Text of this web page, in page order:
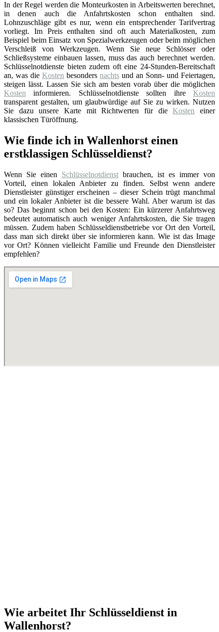
In der Regel werden die Monteurkosten in Arbeitswerten berechnet,
in denen auch die Anfahrtskosten schon enthalten sind.
Lohnzuschläge gibt es nur, wenn ein entsprechender Tarifvertrag
vorliegt. Im Preis enthalten sind oft auch Materialkosten, zum
Beispiel beim Einsatz von Spezialwerkzeugen oder beim möglichen
Verschleiß von Werkzeugen. Wenn Sie neue Schlösser oder
Schließsysteme einbauen lassen, muss das auch berechnet werden.
Schlüsselnotdienste bieten zudem oft eine 24-Stunden-Bereitschaft
an, was die Kosten besonders nachts und an Sonn- und Feiertagen,
steigen lässt. Lassen Sie sich am besten vorab über die möglichen
Kosten informieren. Schlüsselnotdienste sollten ihre Kosten
transparent gestalten, um glaubwürdige auf Sie zu wirken. Nutzen
Sie dazu unsere Karte mit Richtwerten für dieKosten einer
klassischen Türöffnung.
Wie finde ich in Wallenhorst einen
erstklassigen Schlüsseldienst?
Wenn Sie einen Schlüsselnotdienst brauchen, ist es immer von
Vorteil, einen lokalen Anbieter zu finden. Selbst wenn andere
Dienstleister günstiger erscheinen – dieser Schein trügt manchmal
und ein lokaler Anbieter ist die bessere Wahl. Aber warum ist das
so? Das beginnt schon bei den Kosten: Ein kürzerer Anfahrtsweg
bedeutet automatisch auch weniger Anfahrtskosten, die Sie tragen
müssen. Zudem haben Schlüsseldienstbetriebe vor Ort den Vorteil,
dass man sich direkt über sie informieren kann. Wie ist das Image
vor Ort? Können vielleicht Familie und Freunde den Dienstleister
empfehlen?
Wie arbeitet Ihr Schlüsseldienst in
Wallenhorst?